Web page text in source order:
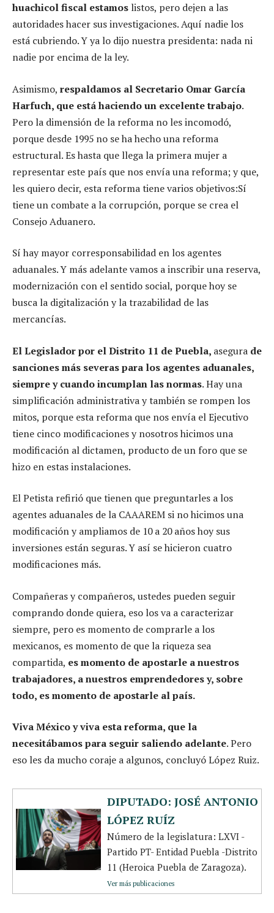
huachicol fiscal estamos listos, pero dejen a las
autoridades hacer sus investigaciones. Aquí nadie los
está cubriendo. Y ya lo dijo nuestra presidenta: nada ni
nadie por encima de la ley.
Asimismo, respaldamos al Secretario Omar García
Harfuch, que está haciendo un excelente trabajo.
Pero la dimensión de la reforma no les incomodó,
porque desde 1995 no se ha hecho una reforma
estructural. Es hasta que llega la primera mujer a
representar este país que nos envía una reforma; y que,
les quiero decir, esta reforma tiene varios objetivos:Sí
tiene un combate a la corrupción, porque se crea el
Consejo Aduanero.
Sí hay mayor corresponsabilidad en los agentes
aduanales. Y más adelante vamos a inscribir una reserva,
modernización con el sentido social, porque hoy se
busca la digitalización y la trazabilidad de las
mercancías.
El Legislador por el Distrito 11 de Puebla, asegura de
sanciones más severas para los agentes aduanales,
siempre y cuando incumplan las normas. Hay una
simplificación administrativa y también se rompen los
mitos, porque esta reforma que nos envía el Ejecutivo
tiene cinco modificaciones y nosotros hicimos una
modificación al dictamen, producto de un foro que se
hizo en estas instalaciones.
El Petista refirió que tienen que preguntarles a los
agentes aduanales de la CAAAREM si no hicimos una
modificación y ampliamos de 10 a 20 años hoy sus
inversiones están seguras. Y así se hicieron cuatro
modificaciones más.
Compañeras y compañeros, ustedes pueden seguir
comprando donde quiera, eso los va a caracterizar
siempre, pero es momento de comprarle a los
mexicanos, es momento de que la riqueza sea
compartida, es momento de apostarle a nuestros
trabajadores, a nuestros emprendedores y, sobre
todo, es momento de apostarle al país.
Viva México y viva esta reforma, que la
necesitábamos para seguir saliendo adelante. Pero
eso les da mucho coraje a algunos, concluyó López Ruiz.
DIPUTADO: JOSÉ ANTONIO
LÓPEZ RUÍZ
Número de la legislatura: LXVI -
Partido PT- Entidad Puebla -Distrito
11 (Heroica Puebla de Zaragoza).
Ver más publicaciones